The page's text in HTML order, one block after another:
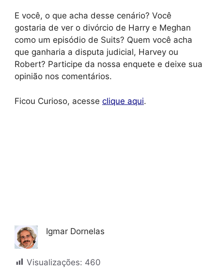
E você, o que acha desse cenário? Você
gostaria de ver o divórcio de Harry e Meghan
como um episódio de Suits? Quem você acha
que ganharia a disputa judicial, Harvey ou
Robert? Participe da nossa enquete e deixe sua
opinião nos comentários.
Ficou Curioso, acesse clique aqui.
Igmar Dornelas
Visualizações: 460